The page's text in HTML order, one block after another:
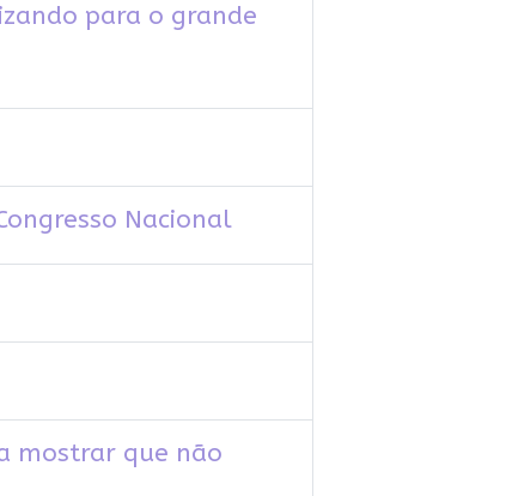
para o grande
Nacional
mostrar que não